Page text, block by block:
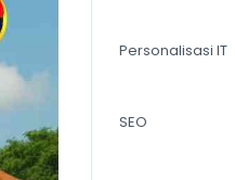
Personalisasi IT
SEO